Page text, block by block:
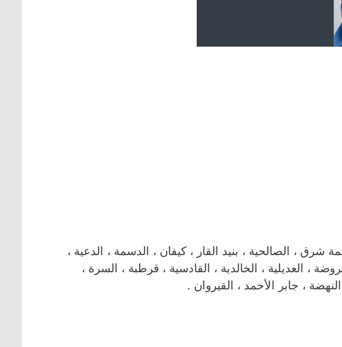
، الصالحية ، بنيد القار ، كيفان ، الدسمة ، الدعية ،
، العديلية ، الخالدية ، القادسية ، قرطبة ، السرة ،
، جابر الأحمد ، القيروان .